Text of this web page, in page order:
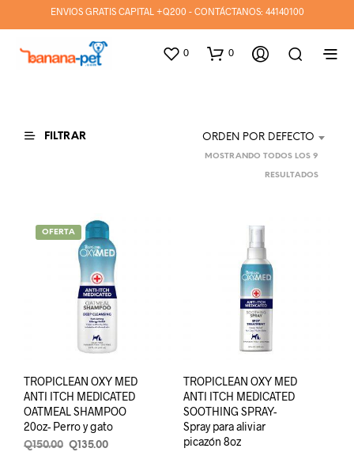
ENVIOS GRATIS CAPITAL +Q200 - CONTÁCTANOS: 44140100
0 0
FILTRAR ORDEN POR DEFECTO
MOSTRANDO TODOS LOS 9
RESULTADOS
OFERTA
TROPICLEAN OXY MED
ANTI ITCH MEDICATED
OATMEAL SHAMPOO
20oz- Perro y gato
Q150.00 Original
Q 135.00Current
TROPICLEAN OXY MED
ANTI ITCH MEDICATED
SOOTHING SPRAY-
Spray para aliviar
picazón 8oz